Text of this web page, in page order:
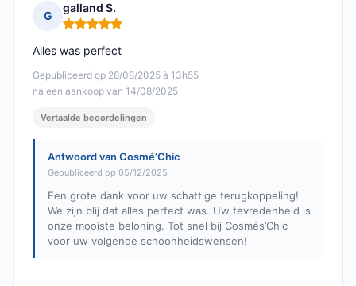
G
galland S.
Opmerking: 5 van 5
Gepubliceerd op 28/08/2025 à 13h55
na een aankoop van 14/08/2025
Alles was perfect
Vertaalde beoordelingen
Antwoord van Cosmé’Chic
Gepubliceerd op 05/12/2025
Een grote dank voor uw schattige terugkoppeling!
We zijn blij dat alles perfect was. Uw tevredenheid is
onze mooiste beloning. Tot snel bij Cosmés’Chic
voor uw volgende schoonheidswensen!